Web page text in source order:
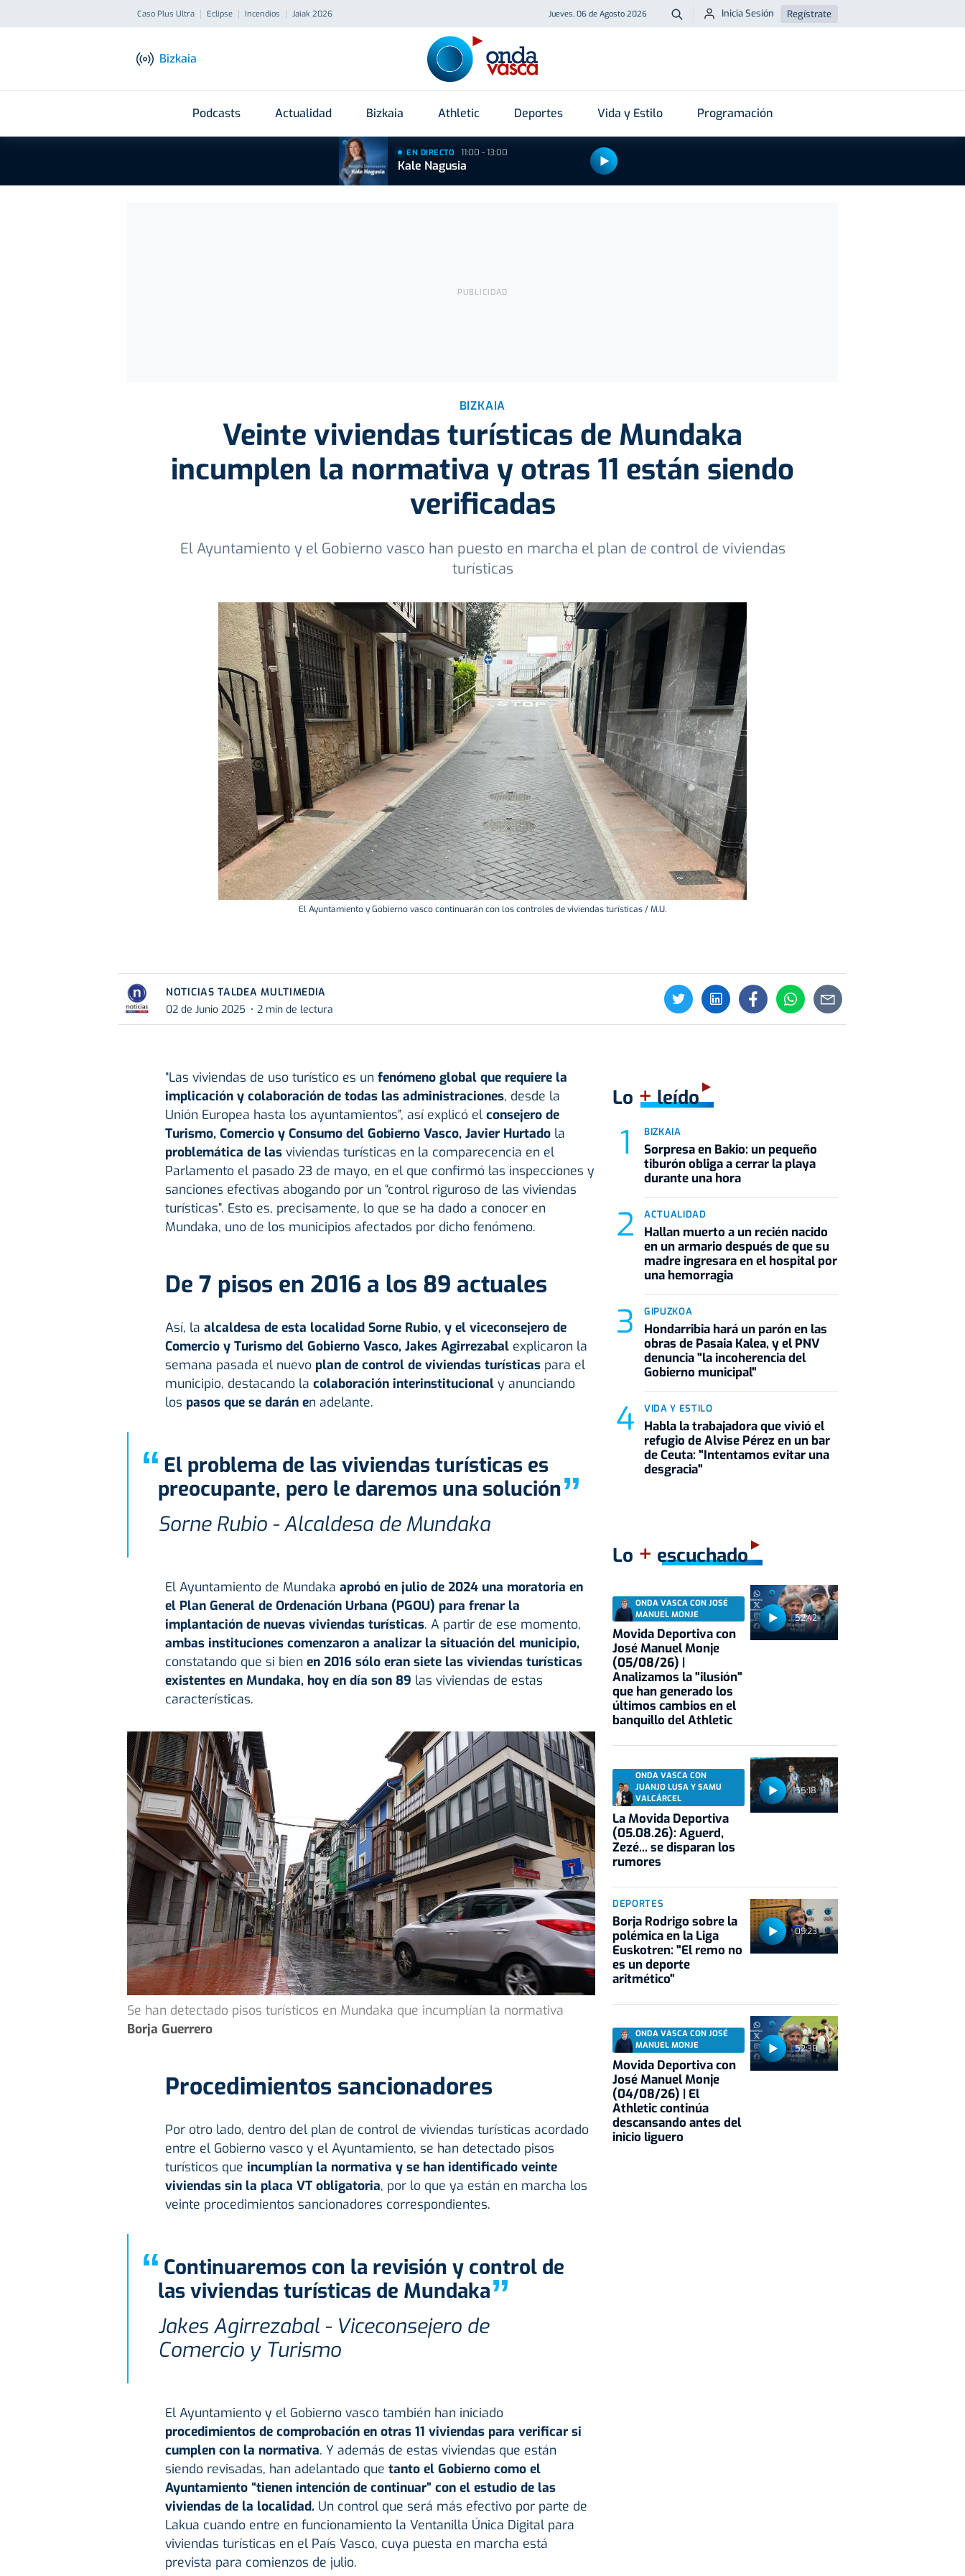
Caso Plus Ultra Eclipse Incendios Jaiak 2026 Jueves, 06 de Agosto 2026 Buscar
Inicia Sesión Regístrate
Bizkaia
Podcasts Actualidad Bizkaia Athletic Deportes Vida y Estilo Programación
EN DIRECTO 11:00 - 13:00
Kale Nagusia
BIZKAIA
Veinte viviendas turísticas de Mundaka
incumplen la normativa y otras 11 están siendo
verificadas
El Ayuntamiento y el Gobierno vasco han puesto en marcha el plan de control de viviendas
turísticas
El Ayuntamiento y Gobierno vasco continuarán con los controles de viviendas turísticas / M.U.
NOTICIAS TALDEA MULTIMEDIA
02 de Junio 2025
2 min de lectura
“Las viviendas de uso turístico es un fenómeno global que requiere la
implicación y colaboración de todas las administraciones, desde la
Unión Europea hasta los ayuntamientos”, así explicó el consejero de
Turismo, Comercio y Consumo del Gobierno Vasco, Javier Hurtado la
problemática de las viviendas turísticas en la comparecencia en el
Parlamento el pasado 23 de mayo, en el que confirmó las inspecciones y
sanciones efectivas abogando por un “control riguroso de las viviendas
turísticas”. Esto es, precisamente, lo que se ha dado a conocer en
Mundaka, uno de los municipios afectados por dicho fenómeno.
De 7 pisos en 2016 a los 89 actuales
Así, la alcaldesa de esta localidad Sorne Rubio, y el viceconsejero de
Comercio y Turismo del Gobierno Vasco, Jakes Agirrezabalexplicaron la
semana pasada el nuevo plan de control de viviendas turísticas para el
municipio, destacando la colaboración interinstitucionaly anunciando
los pasos que se darán en adelante.
“ El problema de las viviendas turísticas es
preocupante, pero le daremos una solución”
Sorne Rubio - Alcaldesa de Mundaka
El Ayuntamiento de Mundaka aprobó en julio de 2024 una moratoria en
el Plan General de Ordenación Urbana (PGOU) para frenar la
implantación de nuevas viviendas turísticas. A partir de ese momento,
ambas instituciones comenzaron a analizar la situación del municipio,
constatando que si bien en 2016 sólo eran siete las viviendas turísticas
existentes en Mundaka, hoy en día son 89 las viviendas de estas
características.
Se han detectado pisos turísticos en Mundaka que incumplían la normativa
Borja Guerrero
Procedimientos sancionadores
Por otro lado, dentro del plan de control de viviendas turísticas acordado
entre el Gobierno vasco y el Ayuntamiento, se han detectado pisos
turísticos que incumplían la normativa y se han identificado veinte
viviendas sin la placa VT obligatoria, por lo que ya están en marcha los
veinte procedimientos sancionadores correspondientes.
“ Continuaremos con la revisión y control de
las viviendas turísticas de Mundaka”
Jakes Agirrezabal - Viceconsejero de
Comercio y Turismo
El Ayuntamiento y el Gobierno vasco también han iniciado
procedimientos de comprobación en otras 11 viviendas para verificar si
cumplen con la normativa. Y además de estas viviendas que están
siendo revisadas, han adelantado que tanto el Gobierno como el
Ayuntamiento “tienen intención de continuar” con el estudio de las
viviendas de la localidad.Un control que será más efectivo por parte de
Lakua cuando entre en funcionamiento la Ventanilla Única Digital para
viviendas turísticas en el País Vasco, cuya puesta en marcha está
prevista para comienzos de julio.
Lo +leído
BIZKAIA
Sorpresa en Bakio: un pequeño
tiburón obliga a cerrar la playa
durante una hora
ACTUALIDAD
Hallan muerto a un recién nacido
en un armario después de que su
madre ingresara en el hospital por
una hemorragia
GIPUZKOA
Hondarribia hará un parón en las
obras de Pasaia Kalea, y el PNV
denuncia "la incoherencia del
Gobierno municipal"
VIDA Y ESTILO
Habla la trabajadora que vivió el
refugio de Alvise Pérez en un bar
de Ceuta: "Intentamos evitar una
desgracia"
Lo + escuchado
52:42
ONDA VASCA CON JOSÉ
MANUEL MONJE
Movida Deportiva con
José Manuel Monje
(05/08/26) |
Analizamos la "ilusión"
que han generado los
últimos cambios en el
banquillo del Athletic
55:18
ONDA VASCA CON
JUANJO LUSA Y SAMU
VALCÁRCEL
La Movida Deportiva
(05.08.26): Aguerd,
Zezé... se disparan los
rumores
09:23
DEPORTES
Borja Rodrigo sobre la
polémica en la Liga
Euskotren: "El remo no
es un deporte
aritmético"
52:38
ONDA VASCA CON JOSÉ
MANUEL MONJE
Movida Deportiva con
José Manuel Monje
(04/08/26) | El
Athletic continúa
descansando antes del
inicio liguero